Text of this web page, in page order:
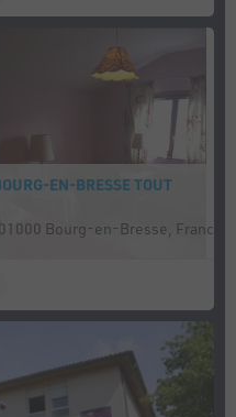
EN-BRESSE TOUT
Bourg-en-Bresse, France